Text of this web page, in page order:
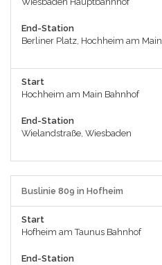
End-Station
Berliner Platz, Hochheim am Main
Start
Hochheim am Main Bahnhof
End-Station
Wielandstraße, Wiesbaden
Buslinie 809 in Hofheim
Start
Hofheim am Taunus Bahnhof
End-Station